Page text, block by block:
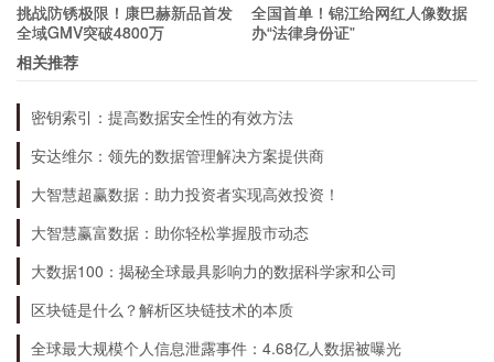
挑战防锈极限！康巴赫新品首发
全域GMV突破4800万
全国首单！锦江给网红人像数据
办“法律身份证”
相关推荐
密钥索引：提高数据安全性的有效方法
安达维尔：领先的数据管理解决方案提供商
大智慧超赢数据：助力投资者实现高效投资！
大智慧赢富数据：助你轻松掌握股市动态
大数据100：揭秘全球最具影响力的数据科学家和公司
区块链是什么？解析区块链技术的本质
全球最大规模个人信息泄露事件：4.68亿人数据被曝光